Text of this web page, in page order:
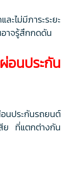
ะไม่มีภาระระยะ
าจรู้สึกกดดัน
นประกัน
นประกันรถยนต์
ย ที่แตกต่างกัน